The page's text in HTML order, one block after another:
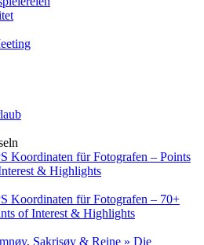
Koordinaten für Fotografen – Points
& Highlights
Koordinaten für Fotografen – 70+
of Interest & Highlights
Sakrisøy & Reine » Die